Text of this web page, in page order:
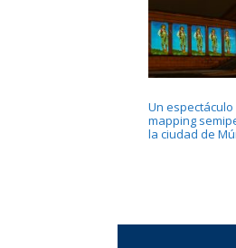
Un
mapping
la ciudad de